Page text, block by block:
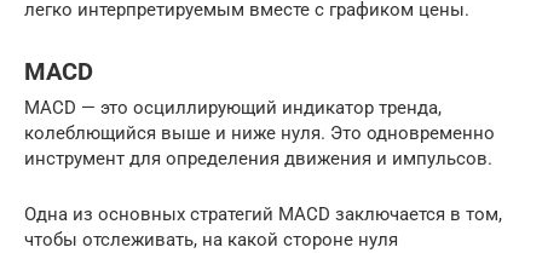
легко интерпретируемым вместе с графиком цены.
MACD
MACD — это осциллирующий индикатор тренда,
колеблющийся выше и ниже нуля. Это одновременно
инструмент для определения движения и импульсов.
Одна из основных стратегий MACD заключается в том,
чтобы отслеживать, на какой стороне нуля